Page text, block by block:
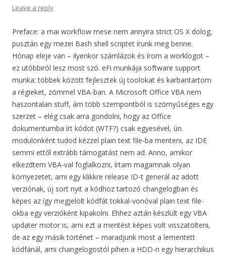
Leave a reply
Preface: a mai workflow mese nem annyira strict OS X dolog,
pusztán egy mezei Bash shell scriptet írunk meg benne.
Hónap eleje van – ilyenkor számlázok és írom a worklogot –
ez utóbbiról lesz most szó. eFi munkája software support
munka: többek között fejlesztek új toolokat és karbantartom
a régieket, zömmel VBA-ban. A Microsoft Office VBA nem
haszontalan stuff, ám több szempontból is szörnyűséges egy
szerzet – elég csak arra gondolni, hogy az Office
dokumentumba írt kódot (WTF?) csak egyesével, ún.
modulonként tudod kézzel plain text file-ba menteni, az IDE
semmi ettől extrább támogatást nem ad. Anno, amikor
elkezdtem VBA-val foglalkozni, írtam magamnak olyan
környezetet, ami egy klikkre release ID-t generál az adott
verziónak, új sort nyit a kódhoz tartozó changelogban és
képes az így megjelölt kódfát tokkal-vonóval plain text file-
okba egy verzióként kipakolni. Ehhez aztán készlült egy VBA
updater motor is, ami ezt a mentést képes volt visszatölteni,
de az egy másik történet – maradjunk most a lementett
kódfánál, ami changelogostól pihen a HDD-n egy hierarchikus